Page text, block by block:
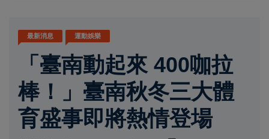
最新消息 運動娛樂
「臺南動起來 400咖拉
棒！」臺南秋冬三大體
育盛事即將熱情登場